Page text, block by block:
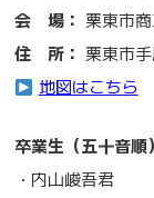
会 場： 栗東市
住 所： 栗東市
地図はこちら
卒業生（五十音順
・内山峻吾君